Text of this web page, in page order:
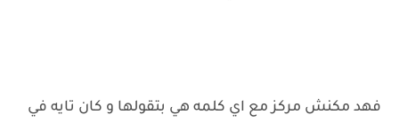
فهد مكنش مركز مع اي كلمه هي بتقولها و كان تايه في